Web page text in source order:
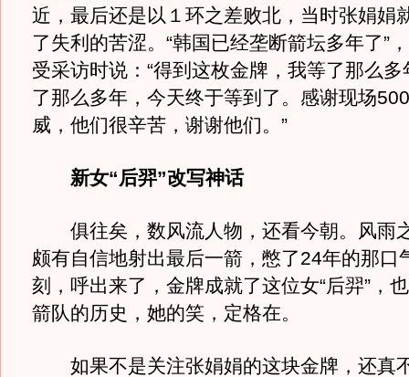
近，最后还是以１环之差败北，当时张娟娟
了失利的苦涩。“韩国已经垄断箭坛多年了”
受采访时说：“得到这枚金牌，我等了那么
了那么多年，今天终于等到了。感谢现场
威，他们很辛苦，谢谢他们。”
新女“后羿”改写神话
俱往矣，数风流人物，还看今朝。风雨
颇有自信地射出最后一箭，憋了24年的那口
刻，呼出来了，金牌成就了这位女“后羿”，
箭队的历史，她的笑，定格在。
如果不是关注张娟娟的这块金牌，还真